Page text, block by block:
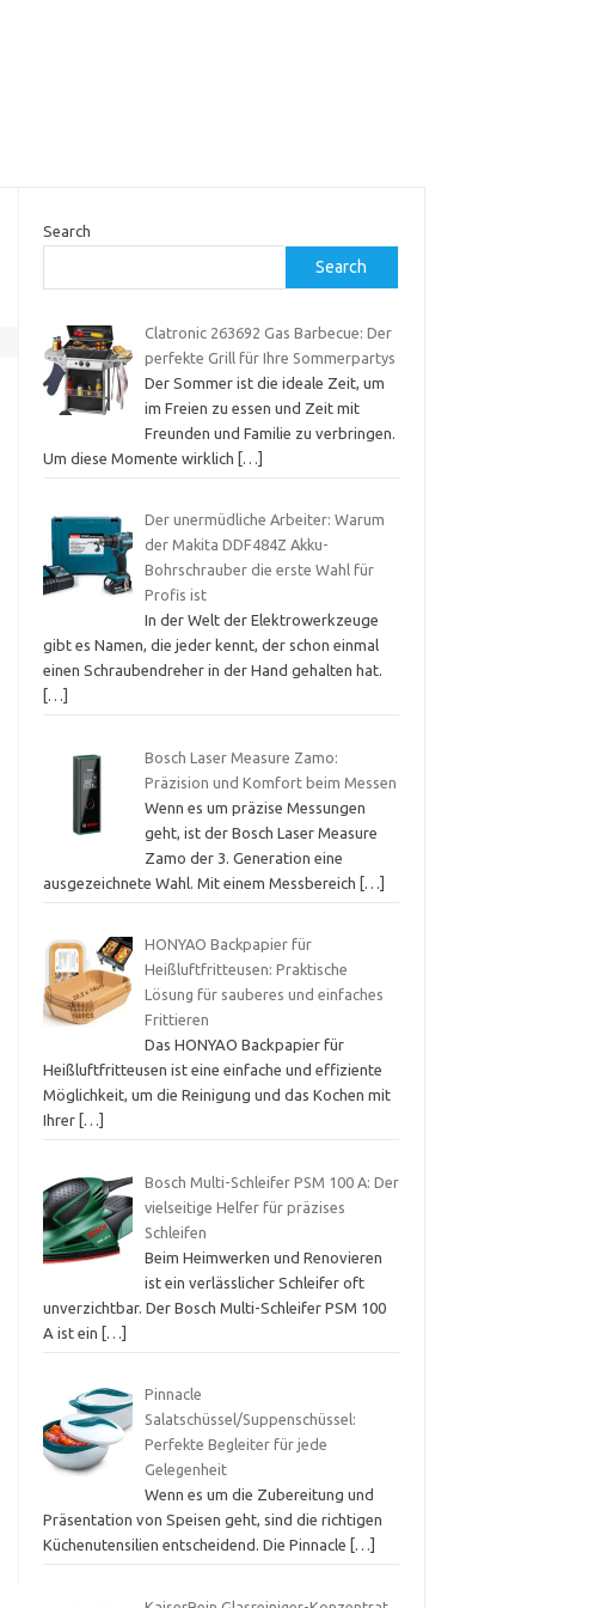
Search
Search
Clatronic 263692 Gas Barbecue: Der
perfekte Grill für Ihre Sommerpartys
Der Sommer ist die ideale Zeit, um
im Freien zu essen und Zeit mit
Freunden und Familie zu verbringen.
Um diese Momente wirklich
[…]
Der unermüdliche Arbeiter: Warum
der Makita DDF484Z Akku-
Bohrschrauber die erste Wahl für
Profis ist
In der Welt der Elektrowerkzeuge
gibt es Namen, die jeder kennt, der schon einmal
einen Schraubendreher in der Hand gehalten hat.
[…]
Bosch Laser Measure Zamo:
Präzision und Komfort beim Messen
Wenn es um präzise Messungen
geht, ist der Bosch Laser Measure
Zamo der 3. Generation eine
ausgezeichnete Wahl. Mit einem Messbereich
[…]
HONYAO Backpapier für
Heißluftfritteusen: Praktische
Lösung für sauberes und einfaches
Frittieren
Das HONYAO Backpapier für
Heißluftfritteusen ist eine einfache und effiziente
Möglichkeit, um die Reinigung und das Kochen mit
Ihrer […]
Bosch Multi-Schleifer PSM 100 A: Der
vielseitige Helfer für präzises
Schleifen
Beim Heimwerken und Renovieren
ist ein verlässlicher Schleifer oft
unverzichtbar. Der Bosch Multi-Schleifer PSM 100
A ist ein
[…]
Pinnacle
Salatschüssel/Suppenschüssel:
Perfekte Begleiter für jede
Gelegenheit
Wenn es um die Zubereitung und
Präsentation von Speisen geht, sind die richtigen
Küchenutensilien entscheidend. Die Pinnacle
[…]